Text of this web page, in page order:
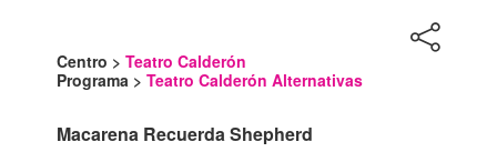
Centro >Teatro Calderón
Programa >Teatro Calderón Alternativas
Macarena Recuerda Shepherd